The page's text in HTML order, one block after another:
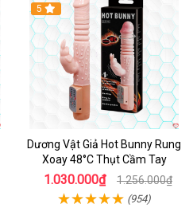
Hot
5
Dương Vật Giả Hot Bunny Rung
Xoay 48°C Thụt Cầm Tay
1.030.000₫ 1.256.000₫
(954)